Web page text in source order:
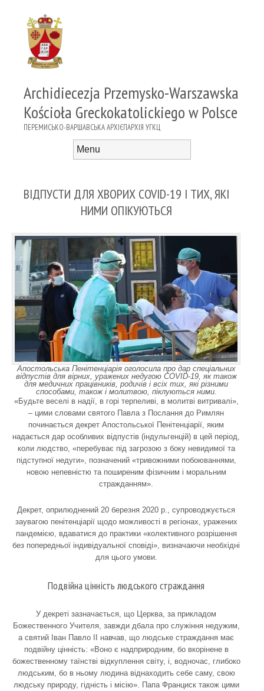
Archidiecezja Przemysko-Warszawska
Kościoła Greckokatolickiego w Polsce
ПЕРЕМИСЬКО-ВАРШАВСЬКА АРХІЄПАРХІЯ УГКЦ
ВІДПУСТИ ДЛЯ ХВОРИХ COVID-19 І ТИХ, ЯКІ
НИМИ ОПІКУЮТЬСЯ
Апостольська Пенітенціарія оголосила про дар спеціальних
відпустів для вірних, уражених недугою COVID-19, як також
для медичних працівників, родичів і всіх тих, які різними
способами, також і молитвою, піклуються ними.
«Будьте веселі в надії, в горі терпеливі, в молитві витривалі»,
– цими словами святого Павла з Послання до Римлян
починається декрет Апостольської Пенітенціарії, яким
надається дар особливих відпустів (індульгенцій) в цей період,
коли людство, «перебуває під загрозою з боку невидимої та
підступної недуги», позначений «тривожними побоюваннями,
новою непевністю та поширеним фізичним і моральним
стражданням».
Декрет, оприлюднений 20 березня 2020 р., супроводжується
заувагою пенітенціарії щодо можливості в регіонах, уражених
пандемією, вдаватися до практики «колективного розрішення
без попередньої індивідуальної сповіді», визначаючи необхідні
для цього умови.
Подвійна цінність людського страждання
У декреті зазначається, що Церква, за прикладом
Божественного Учителя, завжди дбала про служіння недужим,
а святий Іван Павло ІІ навчав, що людське страждання має
подвійну цінність: «Воно є надприродним, бо вкорінене в
божественному таїнстві відкуплення світу, і, водночас, глибоко
людським, бо в ньому людина віднаходить себе саму, свою
людську природу, гідність і місію». Папа Франциск також цими